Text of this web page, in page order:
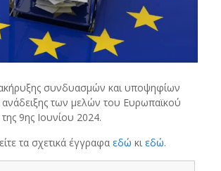
συνδυασμών και υποψηφίων
ανάδειξης των μελών του Ευρωπαϊκού
9ης Ιουνίου 2024.
τα σχετικά έγγραφα εδώ κιεδώ.